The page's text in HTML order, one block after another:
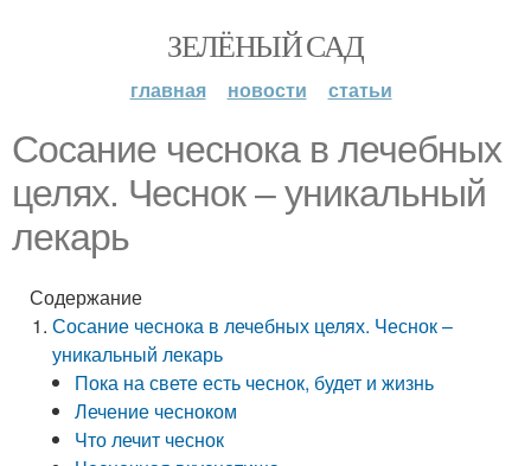
ЗЕЛЁНЫЙ САД
главная новости статьи
Сосание чеснока в лечебных
целях. Чеснок – уникальный
лекарь
Содержание
Сосание чеснока в лечебных целях. Чеснок –
уникальный лекарь
Пока на свете есть чеснок, будет и жизнь
Лечение чесноком
Что лечит чеснок